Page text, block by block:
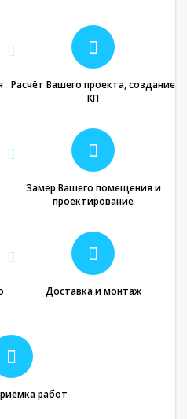
Расчёт Вашего проекта, создание
КП
Замер Вашего помещения и
проектирование
Доставка и монтаж
работ